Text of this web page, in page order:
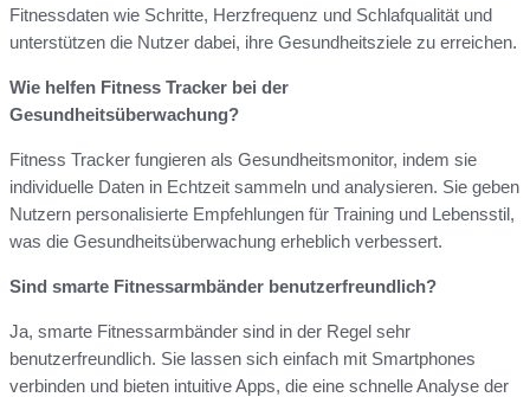
Fitnessdaten wie Schritte, Herzfrequenz und Schlafqualität und
unterstützen die Nutzer dabei, ihre Gesundheitsziele zu erreichen.
Wie helfen Fitness Tracker bei der
Gesundheitsüberwachung?
Fitness Tracker fungieren als Gesundheitsmonitor, indem sie
individuelle Daten in Echtzeit sammeln und analysieren. Sie geben
Nutzern personalisierte Empfehlungen für Training und Lebensstil,
was die Gesundheitsüberwachung erheblich verbessert.
Sind smarte Fitnessarmbänder benutzerfreundlich?
Ja, smarte Fitnessarmbänder sind in der Regel sehr
benutzerfreundlich. Sie lassen sich einfach mit Smartphones
verbinden und bieten intuitive Apps, die eine schnelle Analyse der